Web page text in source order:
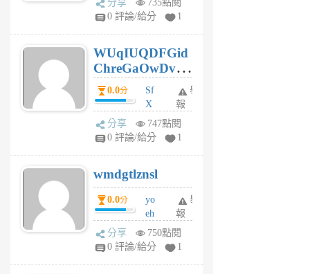
gl
個
月
前
分享
735點閱
0 評論/給分
1
WUqIUQDFGid
ChreGaOwDv
dY0.0分
Sf
X
Pe
Jc
R
P
m
v
A
V
舉
報
分享
747點閱
0 評論/給分
1
wmdgtlznsl
0.0分
yo
eh
ld
gy
舉
報
分享
750點閱
0 評論/給分
1